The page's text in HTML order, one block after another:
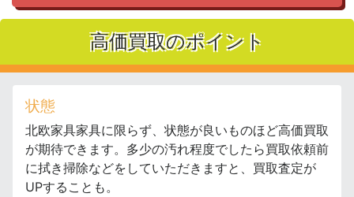
高価買取のポイント
状態
北欧家具家具に限らず、状態が良いものほど高価買取
が期待できます。多少の汚れ程度でしたら買取依頼前
に拭き掃除などをしていただきますと、買取査定が
UPすることも。